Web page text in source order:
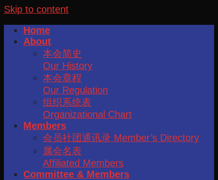
Skip to content
Home
About
本会简史
Our History
本会章程
Our Regulation
组织系统表
Organizational Chart
Members
会员社团通讯录 Member’s Directory
属会名表
Affiliated Members
Committee & Members